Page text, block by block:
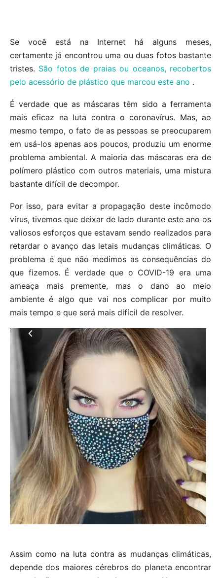
Se você está na Internet há alguns meses,
certamente já encontrou uma ou duas fotos bastante
tristes. São fotos de praias ou oceanos, recobertos
pelo acessório de plástico que marcou este ano .
É verdade que as máscaras têm sido a ferramenta
mais eficaz na luta contra o coronavírus. Mas, ao
mesmo tempo, o fato de as pessoas se preocuparem
em usá-los apenas aos poucos, produziu um enorme
problema ambiental. A maioria das máscaras era de
polímero plástico com outros materiais, uma mistura
bastante difícil de decompor.
Por isso, para evitar a propagação deste incômodo
vírus, tivemos que deixar de lado durante este ano os
valiosos esforços que estavam sendo realizados para
retardar o avanço das letais mudanças climáticas. O
problema é que não medimos as consequências do
que fizemos. É verdade que o COVID-19 era uma
ameaça mais premente, mas o dano ao meio
ambiente é algo que vai nos complicar por muito
mais tempo e que será mais difícil de resolver.
Assim como na luta contra as mudanças climáticas,
depende dos maiores cérebros do planeta encontrar